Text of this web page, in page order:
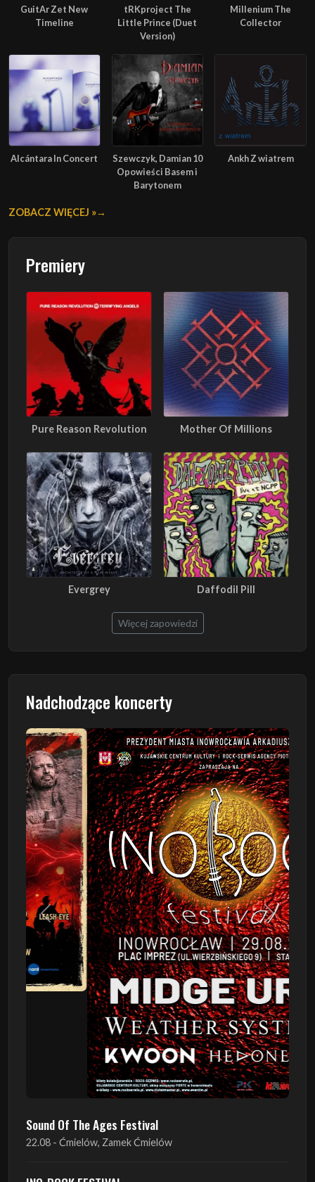
GuitAr Zet New
Timeline
tRKproject The
Little Prince (Duet
Version)
Millenium The
Collector
Alcántara In Concert
Szewczyk, Damian 10
Opowieści Basem i
Barytonem
Ankh Z wiatrem
ZOBACZ WIĘCEJ »
Premiery
Pure Reason Revolution Mother Of Millions
Evergrey Daffodil Pill
Więcej zapowiedzi
Nadchodzące koncerty
Poprzedni Następny
Sound Of The Ages Festival
22.08 - Ćmielów, Zamek Ćmielów